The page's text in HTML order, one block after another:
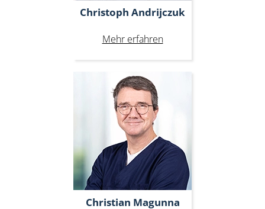
Christoph Andrijczuk
Mehr erfahren
Christian Magunna
Christian Magunna